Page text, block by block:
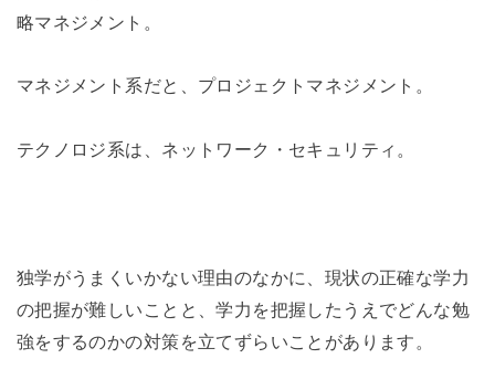
略マネジメント。
マネジメント系だと、プロジェクトマネジメント。
テクノロジ系は、ネットワーク・セキュリティ。
独学がうまくいかない理由のなかに、現状の正確な学力
の把握が難しいことと、学力を把握したうえでどんな勉
強をするのかの対策を立てずらいことがあります。